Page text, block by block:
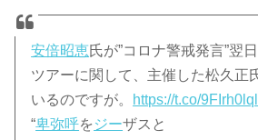
安倍昭恵氏が”コロナ警戒発言”翌
ツアーに関して、主催した松久正
いるのですが。
https://t.co/
“卑弥呼を ジーザスと